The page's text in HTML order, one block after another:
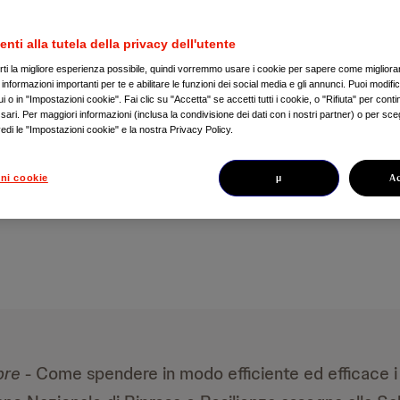
del ciclo di incontri per
linee direttrici di sviluppo del
nazionale dopo la
- Come spendere in modo efficiente ed efficace
alla tutela della privacy dell'utente
la migliore esperienza possibile, quindi vorremmo usare i cookie per sapere come
importanti per te e abilitare le funzioni dei social media e gli annunci. Puoi
o in "Impostazioni cookie". Fai clic su "Accetta" se accetti tutti i cookie, o "Rifiuta" per
Per maggiori informazioni (inclusa la condivisione dei dati con i nostri partner) o per
le "Impostazioni cookie" e la nostra Privacy Policy.
cookie µ